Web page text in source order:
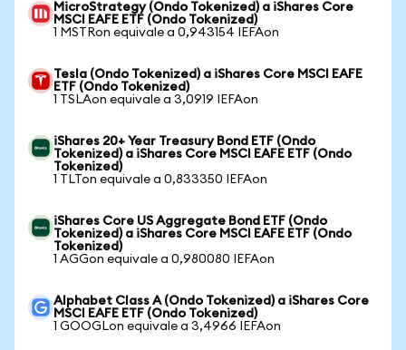
MicroStrategy (Ondo Tokenized) a iShares Core
MSCI EAFE ETF (Ondo Tokenized)
1 MSTRon equivale a 0,943154 IEFAon
Tesla (Ondo Tokenized) a iShares Core MSCI EAFE
ETF (Ondo Tokenized)
1 TSLAon equivale a 3,0919 IEFAon
iShares 20+ Year Treasury Bond ETF (Ondo
Tokenized) a iShares Core MSCI EAFE ETF (Ondo
Tokenized)
1 TLTon equivale a 0,833350 IEFAon
iShares Core US Aggregate Bond ETF (Ondo
Tokenized) a iShares Core MSCI EAFE ETF (Ondo
Tokenized)
1 AGGon equivale a 0,980080 IEFAon
Alphabet Class A (Ondo Tokenized) a iShares Core
MSCI EAFE ETF (Ondo Tokenized)
1 GOOGLon equivale a 3,4966 IEFAon